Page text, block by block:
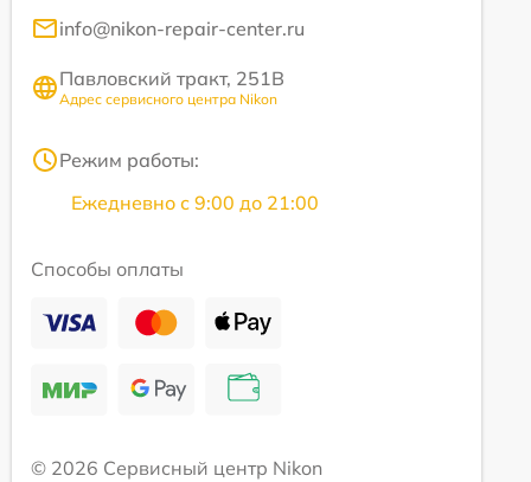
info@nikon-repair-center.ru
Павловский тракт, 251В
Адрес сервисного центра Nikon
Режим работы:
Ежедневно с 9:00 до 21:00
Способы оплаты
© 2026 Сервисный центр Nikon